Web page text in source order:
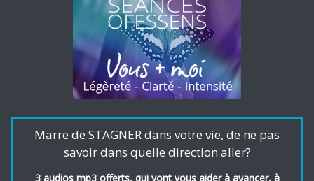
Marre de STAGNER dans votre vie, de ne pas
savoir dans quelle direction aller?
3 audios mp3 offerts, qui vont vous aider à avancer, à